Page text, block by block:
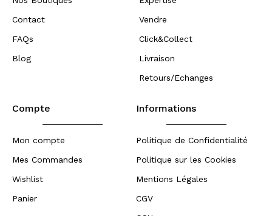
Contact
FAQs
Blog
Vendre
Click&Collect
Livraison
Retours/Echanges
Compte
Mon compte
Mes Commandes
Wishlist
Panier
Informations
Politique de Confidentialité
Politique sur les Cookies
Mentions Légales
CGV